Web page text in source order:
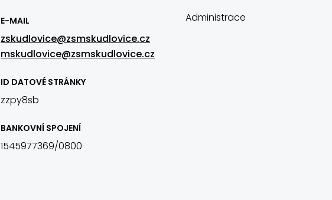
E-MAIL
zskudlovice@zsmskudlovice.cz
mskudlovice@zsmskudlovice.cz
ID DATOVÉ STRÁNKY
zzpy8sb
BANKOVNÍ SPOJENÍ
1545977369/0800
Administrace